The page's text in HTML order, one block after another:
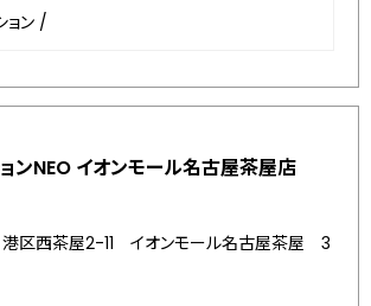
ョン /
ンNEO イオンモール名古屋茶屋店
区西茶屋2-11 イオンモール名古屋茶屋 3